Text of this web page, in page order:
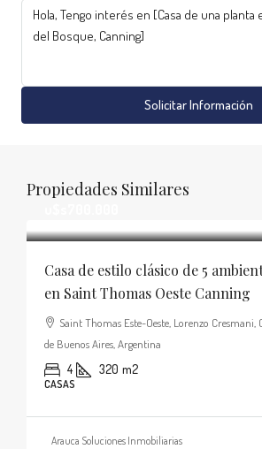
Solicitar Información
Propiedades Similares
Casa de estilo clásico de 5
en Saint Thomas Oeste Canning
Saint Thomas Este-Oeste, Lorenzo Cresmani,
de Buenos Aires, Argentina
4 320 m2
CASAS
Arauca Soluciones Inmobiliarias